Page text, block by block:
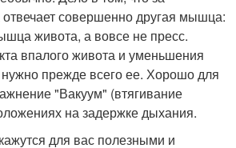
отвечает совершенно другая мышца:
живота, а вовсе не пресс.
впалого живота и уменьшения
нужно прежде всего ее. Хорошо для
"Вакуум" (втягивание
на задержке дыхания.
для вас полезными и